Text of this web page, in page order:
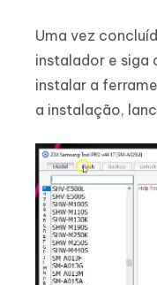
Uma vez
instalador e siga
instalar a
a instalação,